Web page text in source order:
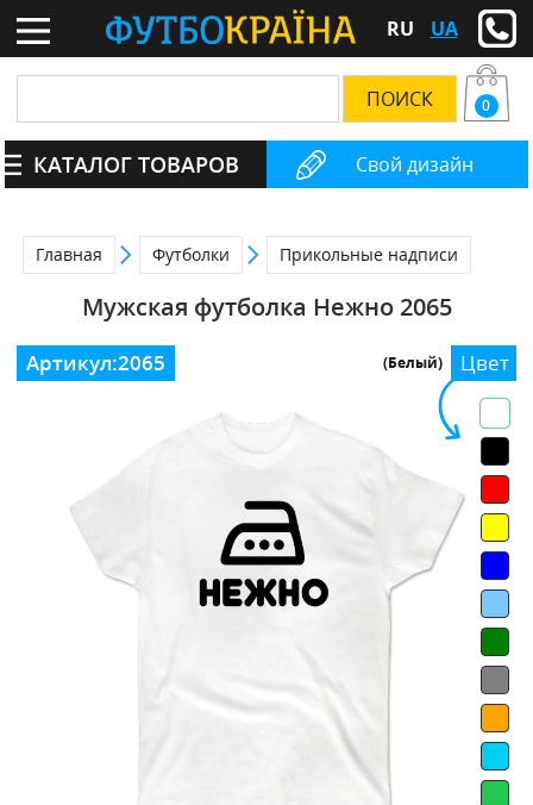
RU UA
Свой дизайн
0
КАТАЛОГ ТОВАРОВ
Главная Футболки Прикольные надписи
Мужская футболка Нежно 2065
Цвет
(Белый)
Артикул:2065